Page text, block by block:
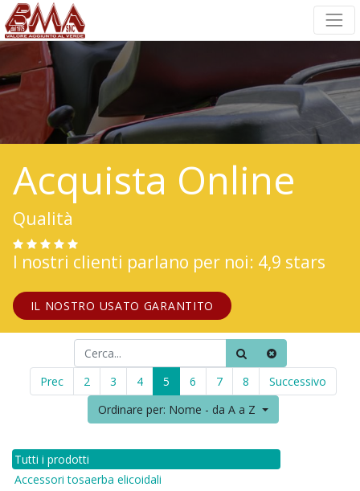
Acquista Online
Qualità
I nostri clienti parlano per noi: 4,9 stars
IL NOSTRO USATO GARANTITO
Prec 2 3 4 5 6 7 8
Successivo
Ordinare per: Nome - da A a Z
Tutti i prodotti
Accessori tosaerba elicoidali